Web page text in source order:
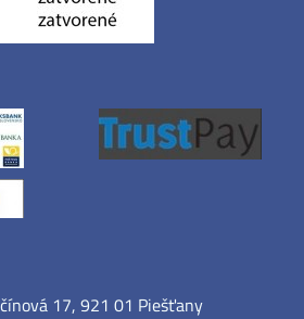
17, 921 01 Piešťany